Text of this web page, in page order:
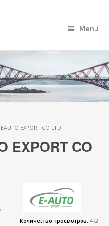
Menu
EAUTO EXPORT CO LTD
EXPORT CO
Количество просмотров: 472